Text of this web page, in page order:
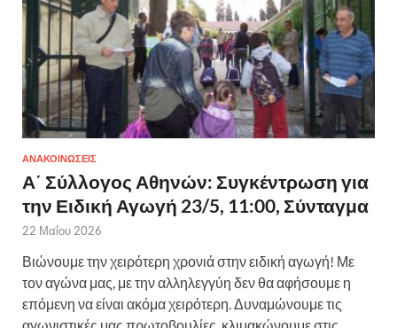
ΑΝΑΚΟΙΝΩΣΕΙΣ
Α΄ Σύλλογος Αθηνών: Συγκέντρωση για
την Ειδική Αγωγή 23/5, 11:00, Σύνταγμα
22 Μαΐου 2026
Βιώνουμε την χειρότερη χρονιά στην ειδική αγωγή! Με
τον αγώνα μας, με την αλληλεγγύη δεν θα αφήσουμε η
επόμενη να είναι ακόμα χειρότερη. Δυναμώνουμε τις